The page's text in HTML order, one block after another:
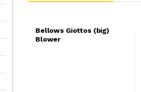
Bellows Giottos (big)
Blower